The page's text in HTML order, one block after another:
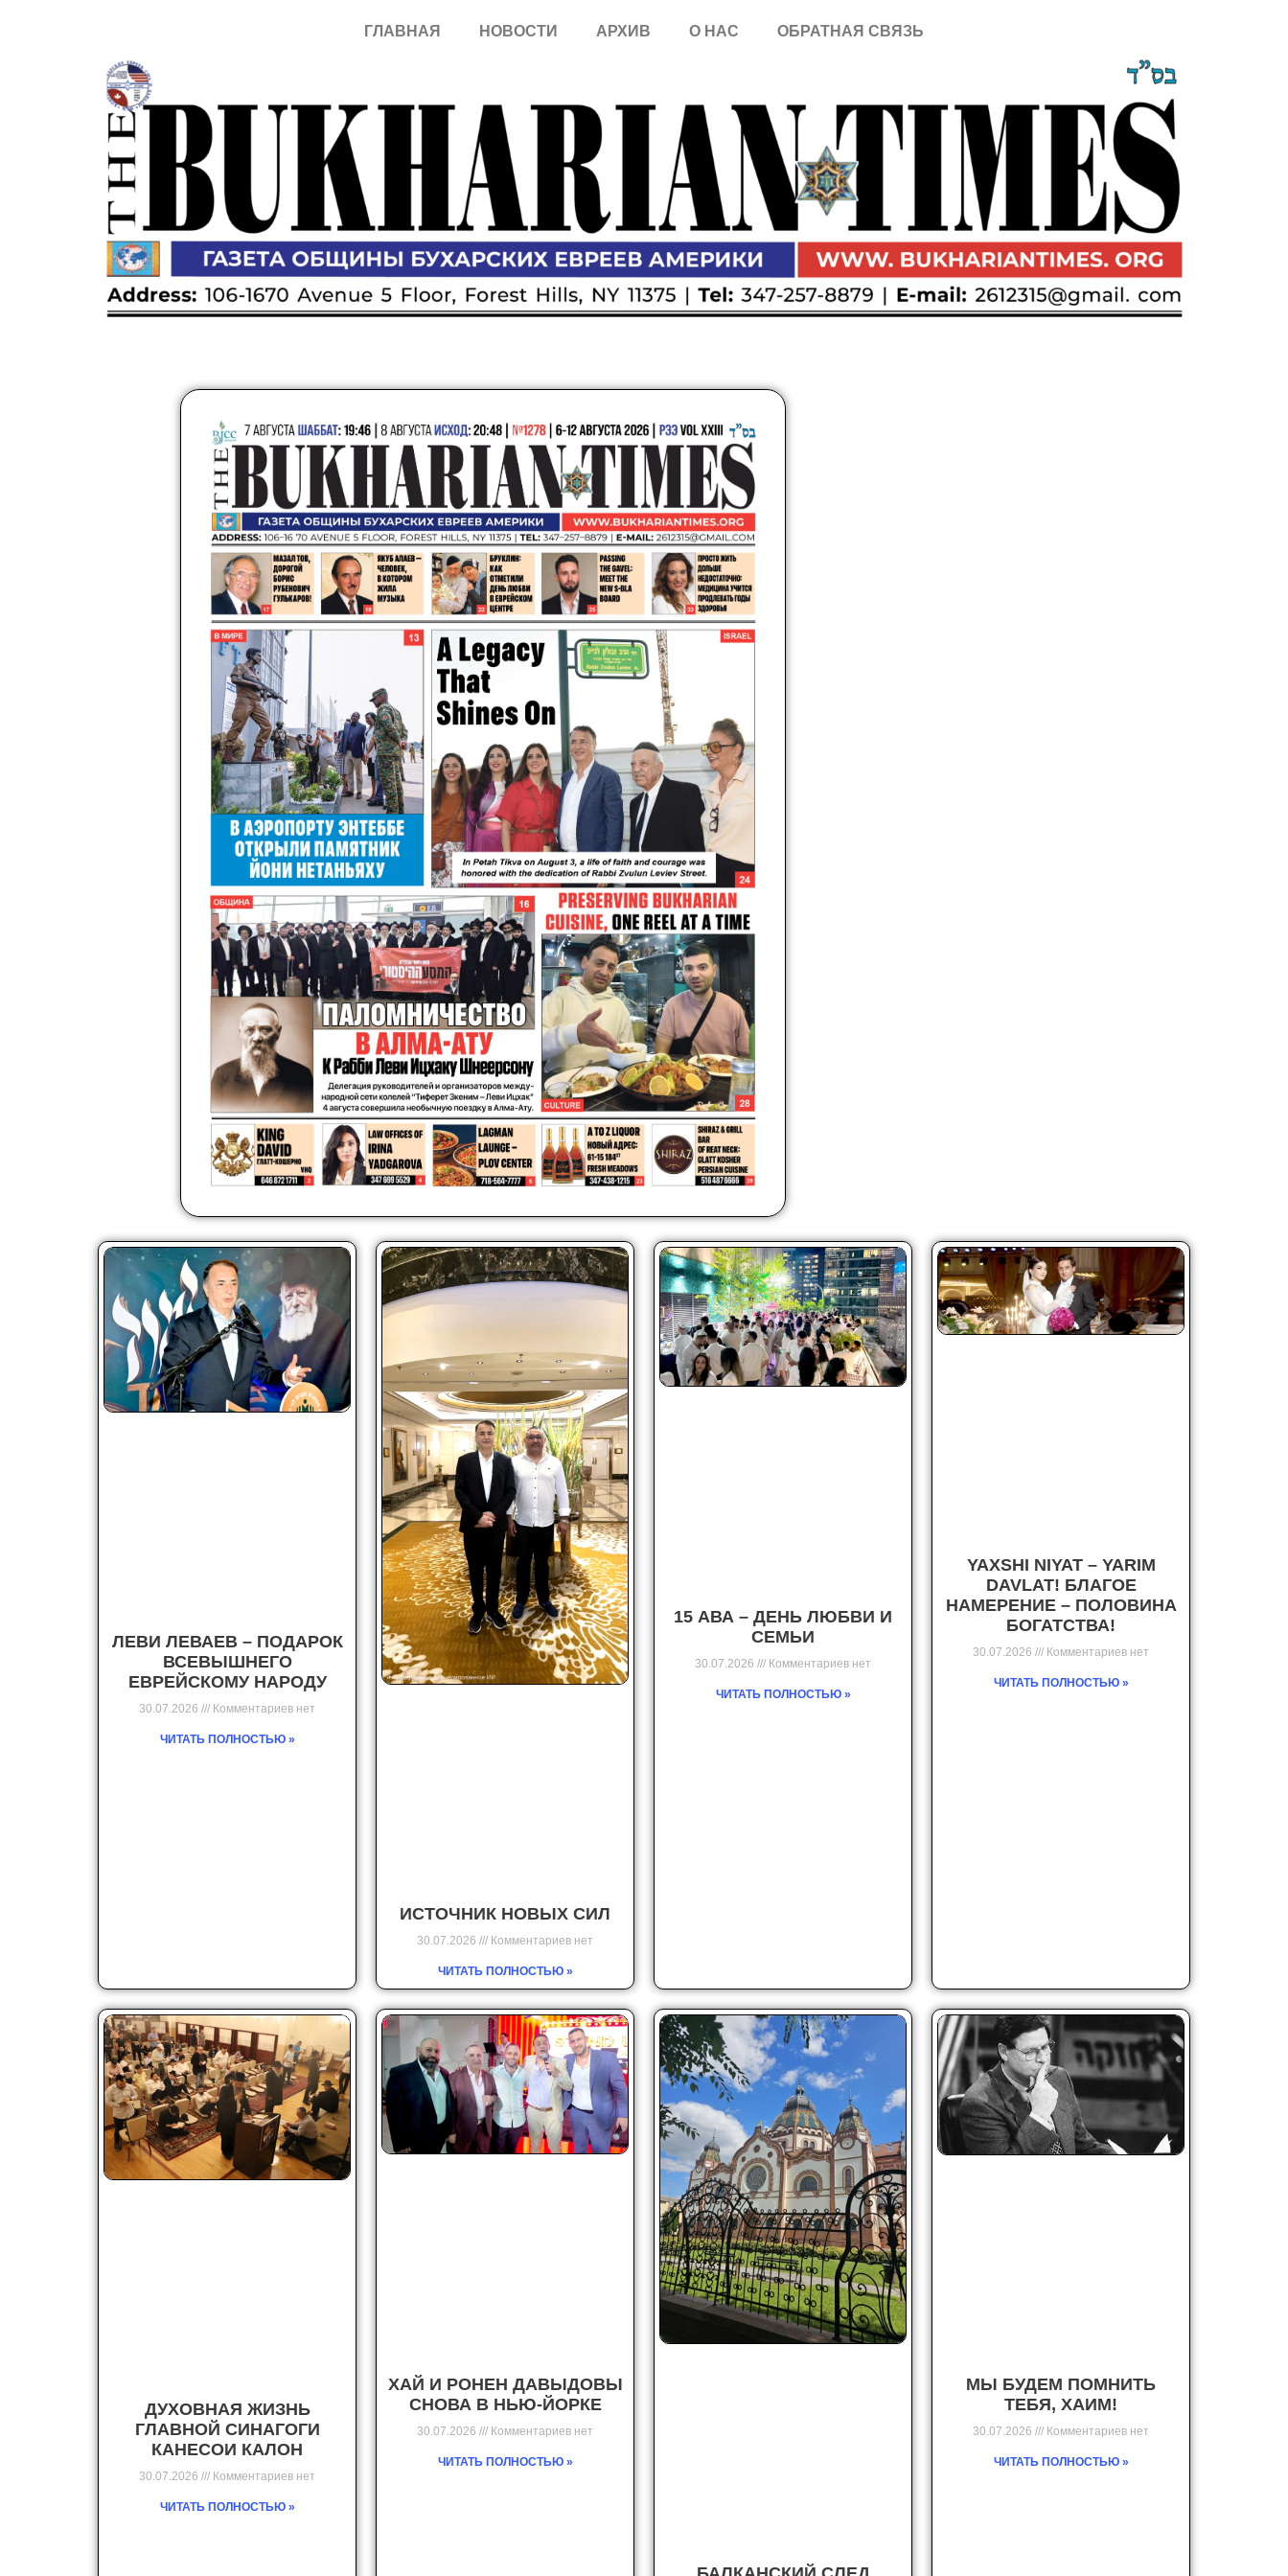
ГЛАВНАЯ НОВОСТИ АРХИВ O HAC ОБРАТНАЯ СВЯЗЬ
ЛЕВИ ЛЕВАЕВ – ПОДАРОК
ВСЕВЫШНЕГО
ЕВРЕЙСКОМУ НАРОДУ
30.07.2026 Комментариев нет
ЧИТАТЬ ПОЛНОСТЬЮ »
ИСТОЧНИК НОВЫХ СИЛ
30.07.2026 Комментариев нет
ЧИТАТЬ ПОЛНОСТЬЮ »
15 АВА – ДЕНЬ ЛЮБВИ И
СЕМЬИ
30.07.2026 Комментариев нет
ЧИТАТЬ ПОЛНОСТЬЮ »
YAXSHI NIYAT – YARIM
DAVLAT! БЛАГОЕ
НАМЕРЕНИЕ – ПОЛОВИНА
БОГАТСТВА!
30.07.2026 Комментариев нет
ЧИТАТЬ ПОЛНОСТЬЮ »
ДУХОВНАЯ ЖИЗНЬ
ГЛАВНОЙ СИНАГОГИ
КАНЕСОИ КАЛОН
30.07.2026 Комментариев нет
ЧИТАТЬ ПОЛНОСТЬЮ »
ХАЙ И РОНЕН ДАВЫДОВЫ
СНОВА В НЬЮ-ЙОРКЕ
30.07.2026 Комментариев нет
ЧИТАТЬ ПОЛНОСТЬЮ »
МЫ БУДЕМ ПОМНИТЬ
ТЕБЯ, ХАИМ!
30.07.2026 Комментариев нет
ЧИТАТЬ ПОЛНОСТЬЮ »